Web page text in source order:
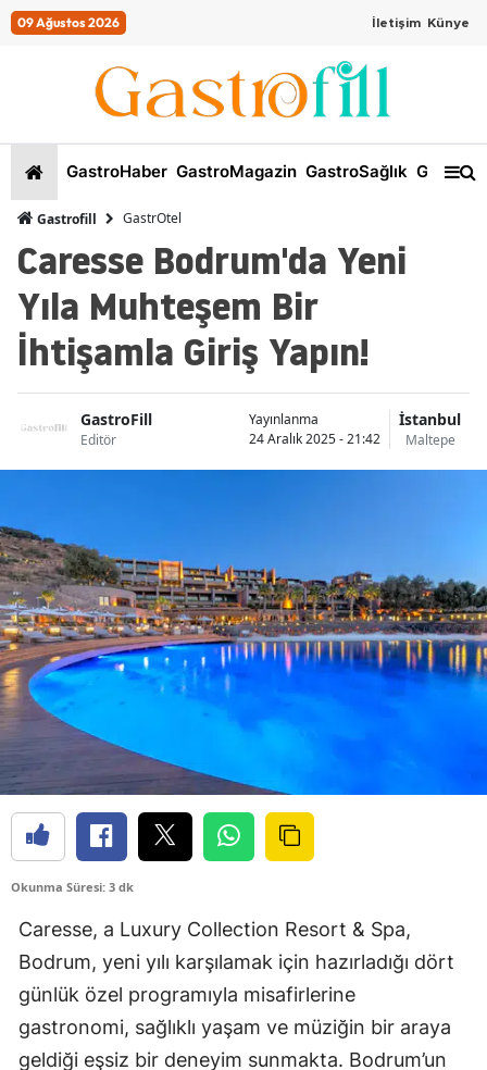
09 Ağustos 2026 İletişim Künye
GastroHaber GastroMagazin GastroSağlık
Gastrofill GastrOtel
Caresse Bodrum'da Yeni
Yıla Muhteşem Bir
İhtişamla Giriş Yapın!
GastroFill
Editör
Yayınlanma
24 Aralık 2025 - 21:42
İstanbul
Maltepe
Okunma Süresi: 3 dk
Caresse, a Luxury Collection Resort & Spa,
Bodrum, yeni yılı karşılamak için hazırladığı dört
günlük özel programıyla misafirlerine
gastronomi, sağlıklı yaşam ve müziğin bir araya
geldiği eşsiz bir deneyim sunmakta. Bodrum’un